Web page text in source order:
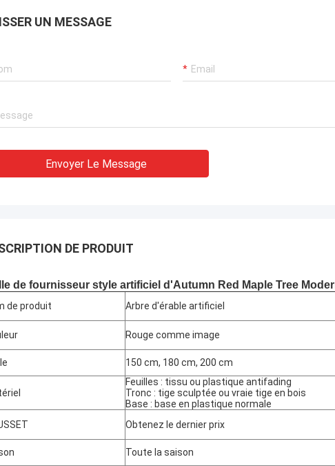
aux services de maintenance à
UN MESSAGE
Envoyer Le Message
DE PRODUIT
de fournisseur style artificiel d'Autumn Red Maple Tree
de produit Arbre d'érable artificiel
Rouge comme image
150 cm, 180 cm, 200 cm
Feuilles : tissu ou plastique antifading
Tronc : tige sculptée ou vraie tige en bois
Base : base en plastique normale
Obtenez le dernier prix
Toute la saison